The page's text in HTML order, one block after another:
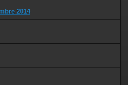
2014